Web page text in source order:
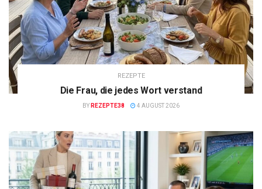
REZEPTE
Die Frau, die jedes Wort verstand
BY REZEPTE38 4 AUGUST 2026